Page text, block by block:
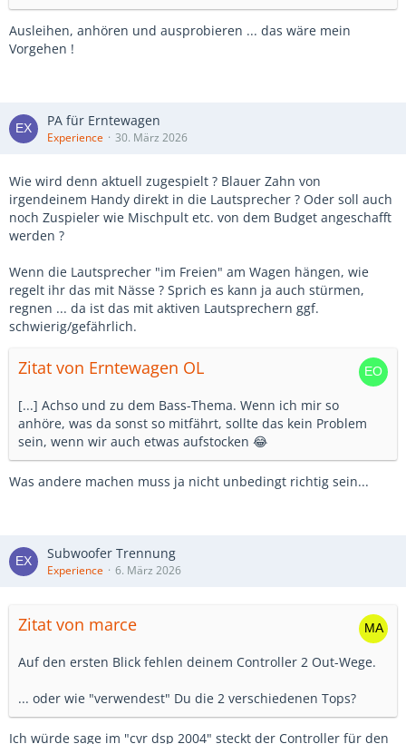
Ausleihen, anhören und ausprobieren ... das wäre mein
Vorgehen !
PA für Erntewagen
Experience 30. März 2026
Wie wird denn aktuell zugespielt ? Blauer Zahn von
irgendeinem Handy direkt in die Lautsprecher ? Oder soll auch
noch Zuspieler wie Mischpult etc. von dem Budget angeschafft
werden ?
Wenn die Lautsprecher "im Freien" am Wagen hängen, wie
regelt ihr das mit Nässe ? Sprich es kann ja auch stürmen,
regnen ... da ist das mit aktiven Lautsprechern ggf.
schwierig/gefährlich.
Zitat von Erntewagen OL
[...] Achso und zu dem Bass-Thema. Wenn ich mir so
anhöre, was da sonst so mitfährt, sollte das kein Problem
sein, wenn wir auch etwas aufstocken 😂
Was andere machen muss ja nicht unbedingt richtig sein...
Subwoofer Trennung
Experience 6. März 2026
Zitat von marce
Auf den ersten Blick fehlen deinem Controller 2 Out-Wege.
... oder wie "verwendest" Du die 2 verschiedenen Tops?
Ich würde sage im "cvr dsp 2004" steckt der Controller für den